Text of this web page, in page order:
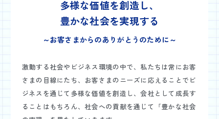
多様な価値を創造し、
豊かな社会を実現する
～お客さまからのありがとうのために～
激動する社会やビジネス環境の中で、私たちは常にお客
さまの目線にたち、お客さまのニーズに応えることでビ
ジネスを通じて多様な価値を創造し、会社として成長す
ることはもちろん、社会への貢献を通じて「豊かな社会